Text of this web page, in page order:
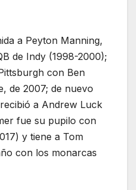
a Peyton Manning,
de Indy (1998-2000);
con Ben
de 2007; de nuevo
a Andrew Luck
fue su pupilo con
y tiene a Tom
con los monarcas